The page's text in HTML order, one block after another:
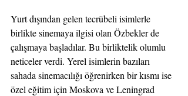
Yurt dışından gelen tecrübeli isimlerle
birlikte sinemaya ilgisi olan Özbekler de
çalışmaya başladılar. Bu birliktelik olumlu
neticeler verdi. Yerel isimlerin bazıları
sahada sinemacılığı öğrenirken bir kısmı ise
özel eğitim için Moskova ve Leningrad